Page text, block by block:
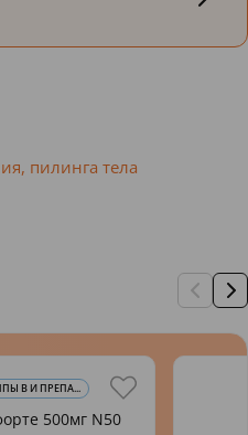
пилинга тела
В И ПРЕПА...
500мг N50